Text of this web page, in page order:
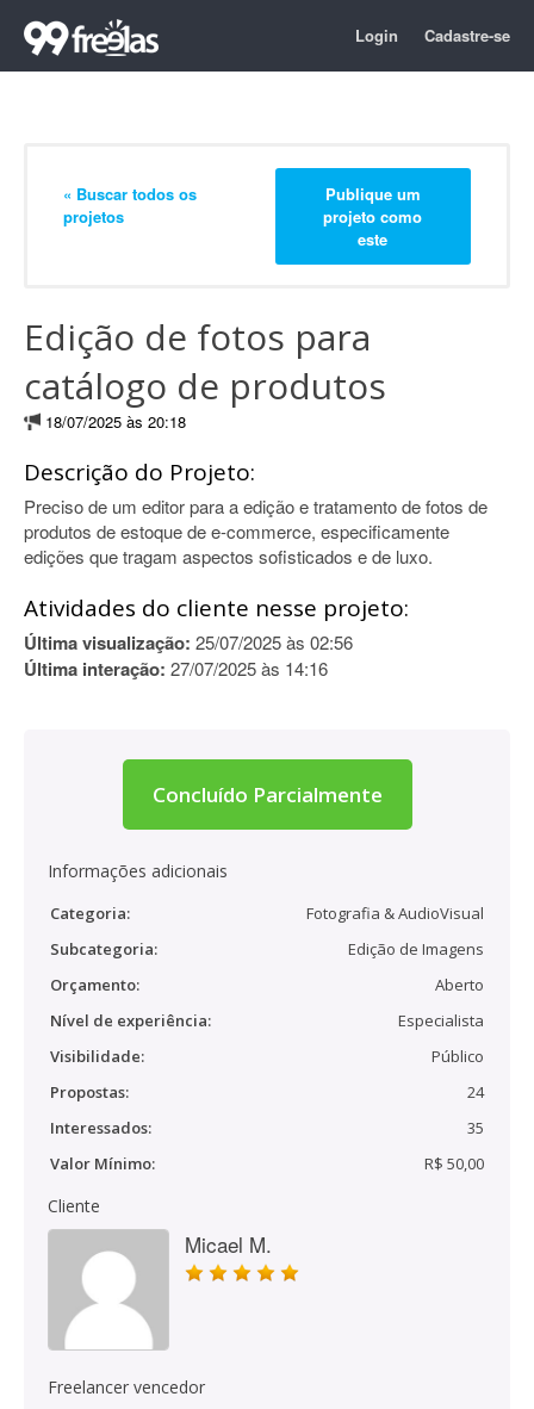
Login Cadastre-se
« Buscar todos os
projetos
Publique um
projeto como
este
Edição de fotos para
catálogo de produtos
18/07/2025 às 20:18
Descrição do Projeto:
Preciso de um editor para a edição e tratamento de fotos de
produtos de estoque de e-commerce, especificamente
edições que tragam aspectos sofisticados e de luxo.
Atividades do cliente nesse projeto:
Última visualização: 25/07/2025 às 02:56
Última interação: 27/07/2025 às 14:16
Concluído Parcialmente
Informações adicionais
Categoria:
Fotografia & AudioVisual
Subcategoria:
Edição de Imagens
Orçamento:
Aberto
Nível de experiência:
Especialista
Visibilidade:
Público
Propostas:
24
Interessados:
35
Valor Mínimo:
R$ 50,00
Cliente
Micael M.
Freelancer vencedor